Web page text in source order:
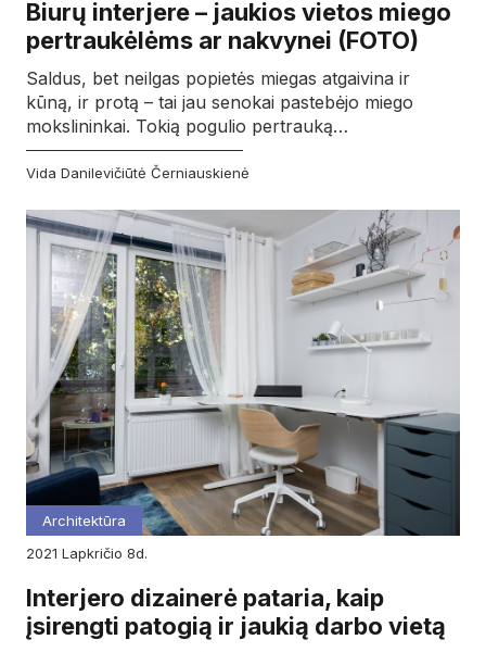
Biurų interjere – jaukios vietos miego
pertraukėlėms ar nakvynei (FOTO)
Saldus, bet neilgas popietės miegas atgaivina ir
kūną, ir protą – tai jau senokai pastebėjo miego
mokslininkai. Tokią pogulio pertrauką…
Vida Danilevičiūtė Černiauskienė
Architektūra
2021
lapkričio 8d.
Interjero dizainerė pataria, kaip
įsirengti patogią ir jaukią darbo vietą